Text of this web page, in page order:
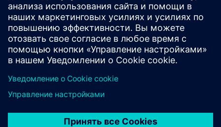
Присоединяйтесь к обсуждению и получите ответы на
свои вопросы от экспертов по аддитивному
производству.
Присоединяйтесь к нашему сообществу